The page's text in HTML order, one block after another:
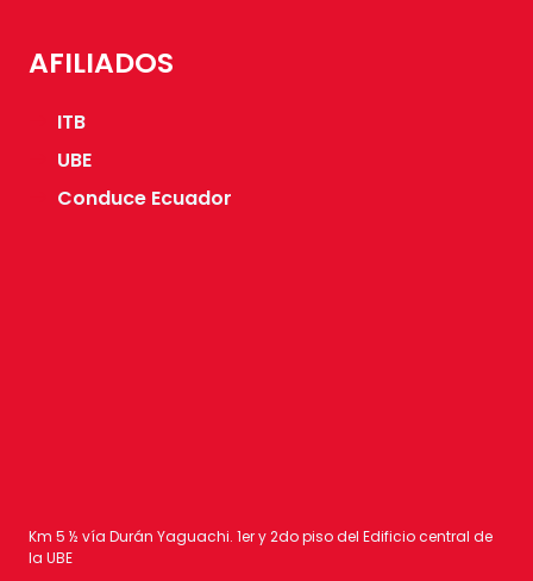
AFILIADOS
ITB
UBE
Conduce Ecuador
Km 5 ½ vía Durán Yaguachi. 1er y 2do piso del Edificio central de
la UBE